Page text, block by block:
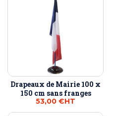
Drapeaux de Mairie 100 x
150 cm sans franges
53,00 €HT